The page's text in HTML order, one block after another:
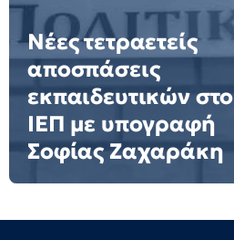
Νέες τετραετείς
αποσπάσεις
εκπαιδευτικών στο
ΙΕΠ με υπογραφή
Σοφίας Ζαχαράκη